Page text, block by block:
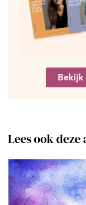
Bekijk
Lees ook